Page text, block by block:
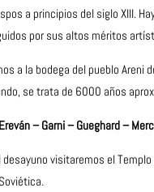
a principios del siglo XIII.
por sus altos méritos
a la bodega del pueblo Areni
se trata de 6000 años
– Garni – Gueghard –
desayuno visitaremos el